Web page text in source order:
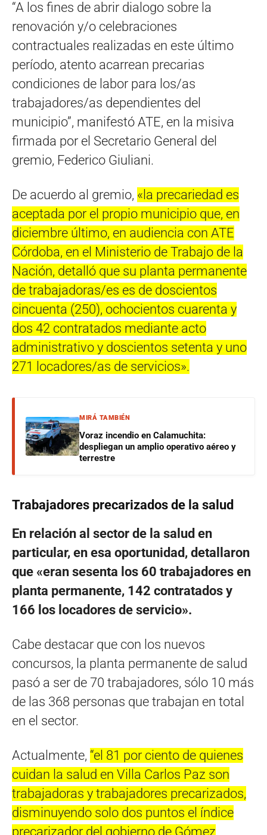
“A los fines de abrir dialogo sobre la
renovación y/o celebraciones
contractuales realizadas en este último
período, atento acarrean precarias
condiciones de labor para los/as
trabajadores/as dependientes del
municipio”, manifestó ATE, en la misiva
firmada por el Secretario General del
gremio, Federico Giuliani.
De acuerdo al gremio, «la precariedad es
aceptada por el propio municipio que, en
diciembre último, en audiencia con ATE
Córdoba, en el Ministerio de Trabajo de la
Nación, detalló que su planta permanente
de trabajadoras/es es de doscientos
cincuenta (250), ochocientos cuarenta y
dos 42 contratados mediante acto
administrativo y doscientos setenta y uno
271 locadores/as de servicios».
MIRÁ TAMBIÉN
Voraz incendio en Calamuchita:
despliegan un amplio operativo aéreo y
terrestre
Trabajadores precarizados de la salud
En relación al sector de la salud en
particular, en esa oportunidad, detallaron
que «eran sesenta los 60 trabajadores en
planta permanente, 142 contratados y
166 los locadores de servicio».
Cabe destacar que con los nuevos
concursos, la planta permanente de salud
pasó a ser de 70 trabajadores, sólo 10 más
de las 368 personas que trabajan en total
en el sector.
Actualmente, “el 81 por ciento de quienes
cuidan la salud en Villa Carlos Paz son
trabajadoras y trabajadores precarizados,
disminuyendo solo dos puntos el índice
precarizador del gobierno de Gómez